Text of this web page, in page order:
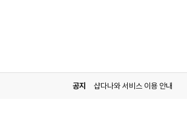
공지 샵다나와 서비스 이용 안내